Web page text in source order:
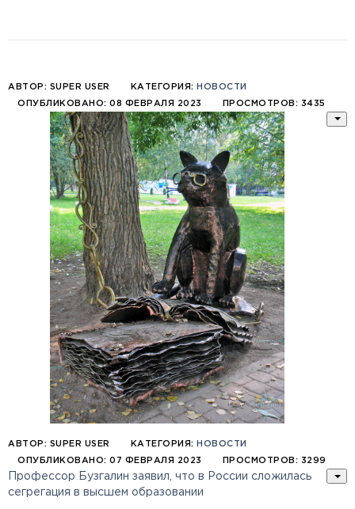
АВТОР: SUPER USER КАТЕГОРИЯ: НОВОСТИ
ОПУБЛИКОВАНО: 08 ФЕВРАЛЯ 2023 ПРОСМОТРОВ: 3435
АВТОР: SUPER USER КАТЕГОРИЯ: НОВОСТИ
ОПУБЛИКОВАНО: 07 ФЕВРАЛЯ 2023 ПРОСМОТРОВ: 3299
Профессор Бузгалин заявил, что в России сложилась
сегрегация в высшем образовании